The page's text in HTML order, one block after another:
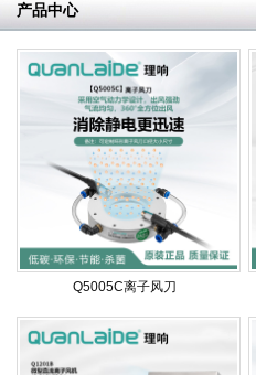
产品中心
Q5005C离子风刀